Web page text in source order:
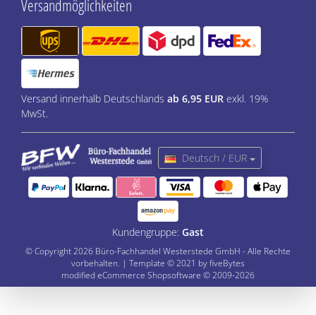
Versandmöglichkeiten
Versand innerhalb Deutschlands ab 6,95 EUR exkl. 19%
MwSt.
Deutsch / EUR
Kundengruppe: Gast
© Copyright 2026 Büro-Fachhandel Westerstede GmbH - Alle Rechte
vorbehalten. | Template © 2021 by fiveBytes
modified eCommerce Shopsoftware © 2009-2026